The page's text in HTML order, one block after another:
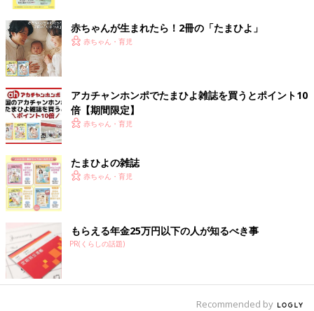
「絆ルート」を継続できるパパたちの２つの特徴
――絆ルートにいくために、パパにできることはなんですか？
上条 育児は夫婦二人で協力するもの、という意識が芽生えてい
るパパは多いですが、産後数年たつとすれ違っていく夫婦が多い
のが現状です。絆ルートのパパの特徴が大きく２つあるのでご紹
介します。
１、家事・育児のスキル格差ゼロ
家事と育児のどのタスクをママがやってもパパがやっても問題な
い。という状態を目指して育児の初動にスタートを切っていくこ
とが大切です。
仕事に例えると、属人化しているタスクがあるとその人が休みづ
らい状況に陥りますよね？それと同じです。寝かしつけはママし
赤ちゃんが生まれたら！2冊の「たまひよ」
赤ちゃん・育児
アカチャンホンポでたまひよ雑誌を買うとポイント10
倍【期間限定】
赤ちゃん・育児
たまひよの雑誌
赤ちゃん・育児
もらえる年金25万円以下の人が知るべき事
PR(くらしの話題)
Recommended by